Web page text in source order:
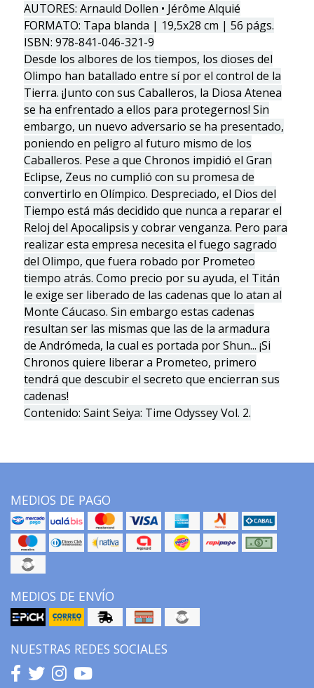
AUTORES: Arnauld Dollen • Jérôme Alquié
FORMATO: Tapa blanda | 19,5x28 cm | 56 págs.
ISBN: 978-841-046-321-9
Desde los albores de los tiempos, los dioses del
Olimpo han batallado entre sí por el control de la
Tierra. ¡Junto con sus Caballeros, la Diosa Atenea
se ha enfrentado a ellos para protegernos! Sin
embargo, un nuevo adversario se ha presentado,
poniendo en peligro al futuro mismo de los
Caballeros. Pese a que Chronos impidió el Gran
Eclipse, Zeus no cumplió con su promesa de
convertirlo en Olímpico. Despreciado, el Dios del
Tiempo está más decidido que nunca a reparar el
Reloj del Apocalipsis y cobrar venganza. Pero para
realizar esta empresa necesita el fuego sagrado
del Olimpo, que fuera robado por Prometeo
tiempo atrás. Como precio por su ayuda, el Titán
le exige ser liberado de las cadenas que lo atan al
Monte Cáucaso. Sin embargo estas cadenas
resultan ser las mismas que las de la armadura
de Andrómeda, la cual es portada por Shun... ¡Si
Chronos quiere liberar a Prometeo, primero
tendrá que descubir el secreto que encierran sus
cadenas!
Contenido: Saint Seiya: Time Odyssey Vol. 2.
MEDIOS DE PAGO
MEDIOS DE ENVÍO
NUESTRAS REDES SOCIALES